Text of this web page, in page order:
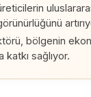
bölgenin
katkı sağlıyor.